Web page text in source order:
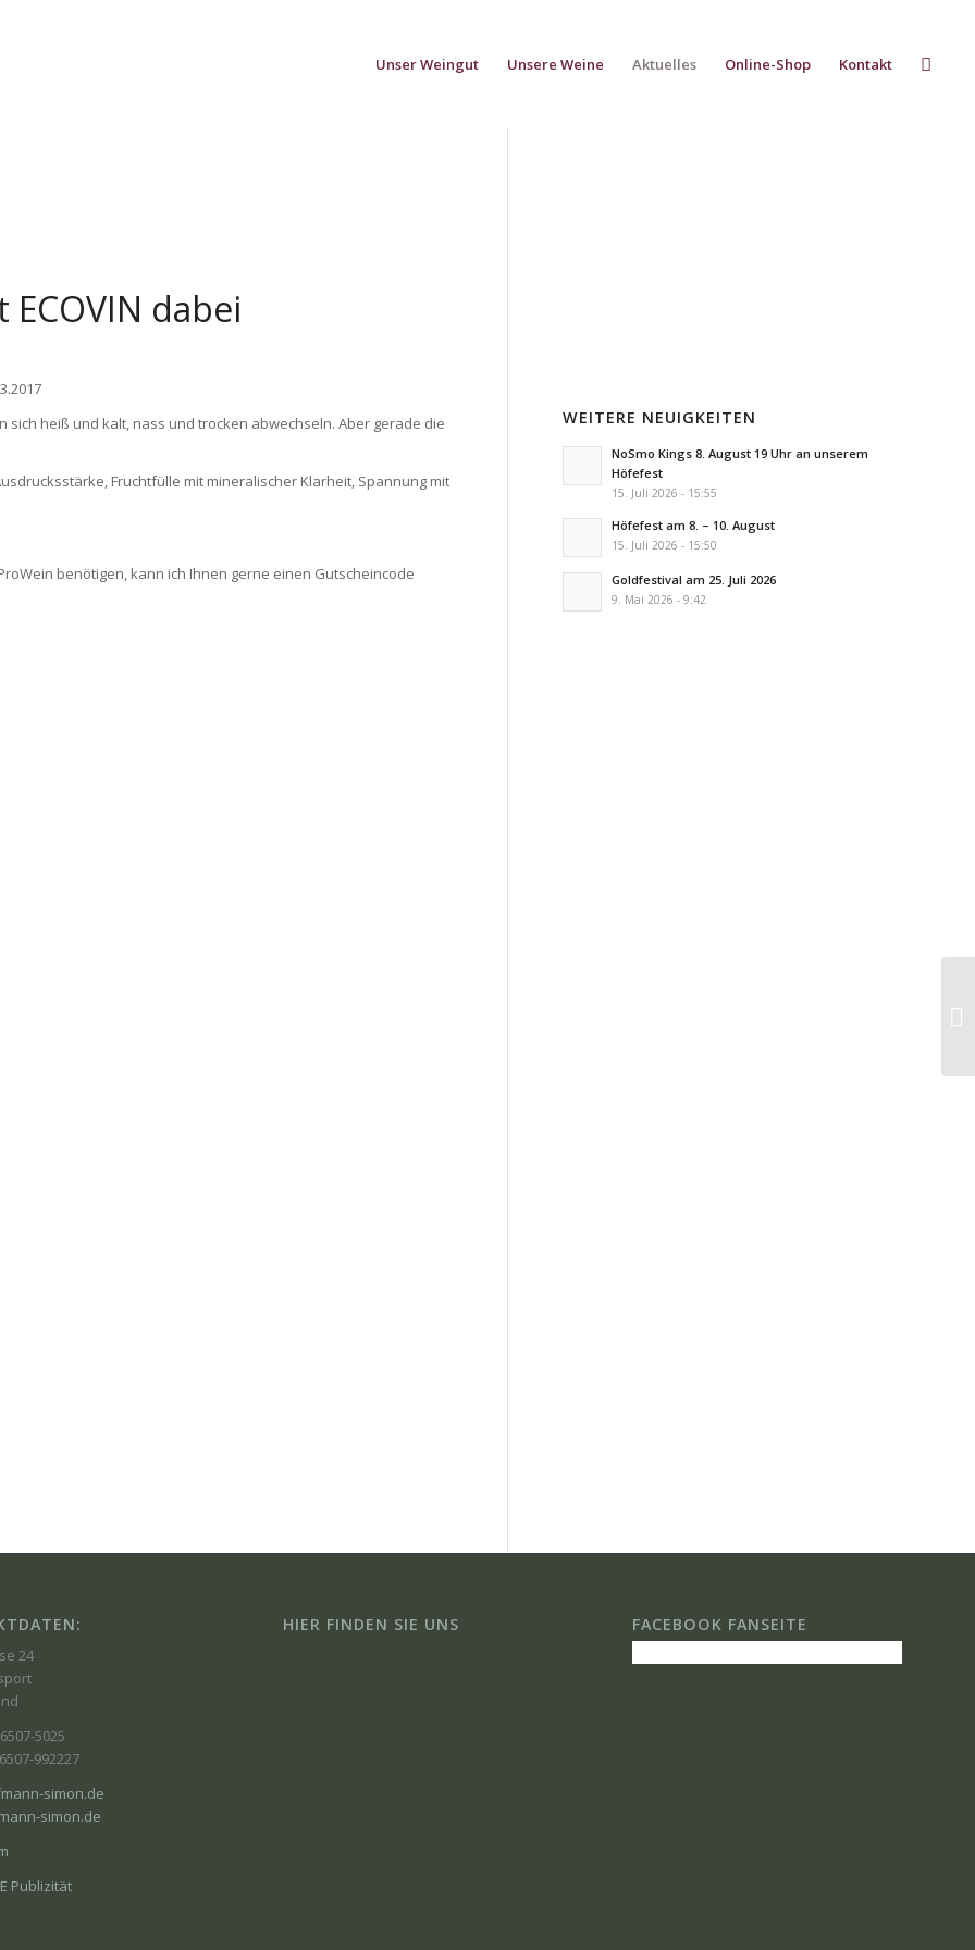
Unser Weingut Unsere Weine Aktuelles Online-Shop Kontakt
dabei
sich heiß und kalt, nass und trocken abwechseln. Aber gerade die
Fruchtfülle mit mineralischer Klarheit, Spannung mit
benötigen, kann ich Ihnen gerne einen Gutscheincode
WEITERE NEUIGKEITEN
NoSmo Kings 8. August 19 Uhr an unserem
Höfefest
15. Juli 2026 - 15:55
Höfefest am 8. – 10. August
15. Juli 2026 - 15:50
Goldfestival am 25. Juli 2026
9. Mai 2026 - 9:42
24
5025
992227
simon.de
simon.de
Publizität
HIER FINDEN SIE UNS FACEBOOK FANSEITE